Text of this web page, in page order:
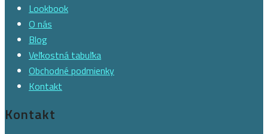
Lookbook
O nás
Blog
Veľkostná tabuľka
Obchodné podmienky
Kontakt
Kontakt